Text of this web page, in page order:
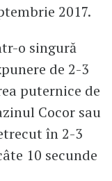
2017.
o singură
de 2-3
puternice de
Cocor sau
în 2-3
10 secunde